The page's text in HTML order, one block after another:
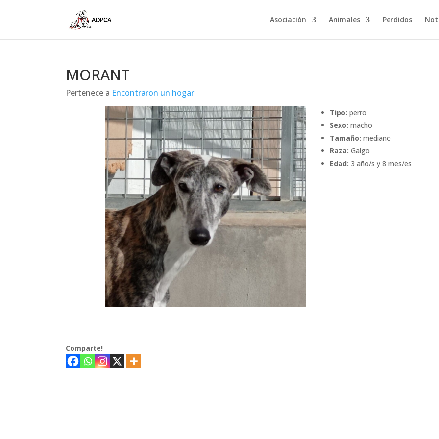
Asociación Animales Perdidos
MORANT
Pertenece a Encontraron un hogar
Tipo: perro
Sexo: macho
Tamaño: mediano
Raza: Galgo
Edad: 3 año/s y 8 mes/es
Comparte!